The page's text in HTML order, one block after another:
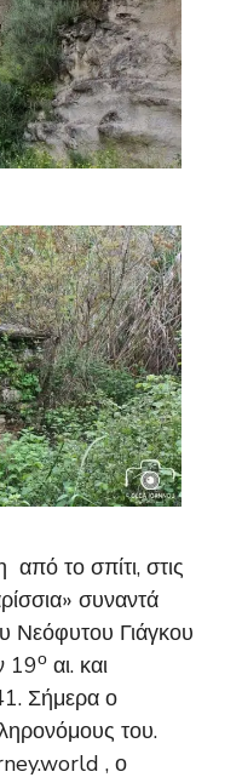
το σπίτι, στις
συναντά
Νεόφυτου Γιάγκου
19ο αι. και
Σήμερα ο
του.
, ο